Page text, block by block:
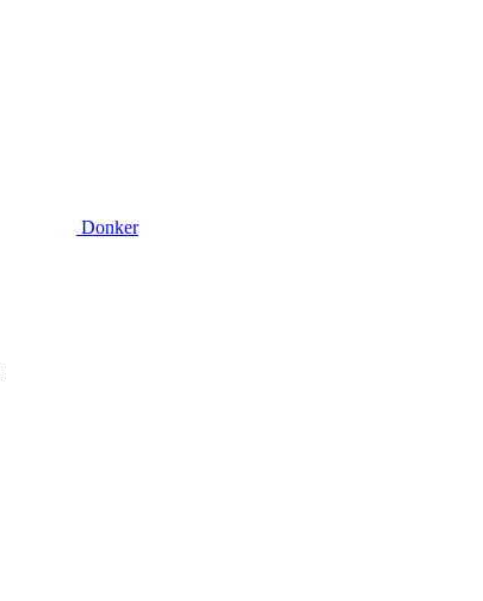
Donker